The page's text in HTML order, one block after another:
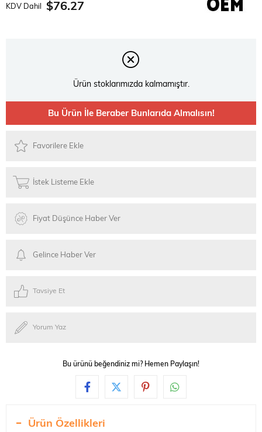
KDV Dahil $76.27
Ürün stoklarımızda kalmamıştır.
Bu Ürün İle Beraber Bunlarıda Almalısın!
Favorilere Ekle
İstek Listeme Ekle
Fiyat Düşünce Haber Ver
Gelince Haber Ver
Tavsiye Et
Yorum Yaz
Bu ürünü beğendiniz mi? Hemen Paylaşın!
Ürün Özellikleri